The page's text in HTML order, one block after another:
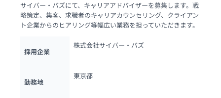
サイバー・バズにて、キャリアアドバイザーを募集します。戦
略策定、集客、求職者のキャリアカウンセリング、クライアン
ト企業からのヒアリング等幅広い業務を担っていただきます。
採用企業
株式会社サイバー・バズ
勤務地
東京都